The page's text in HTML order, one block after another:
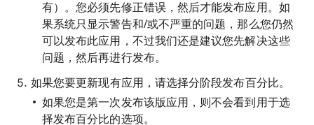
有）。您必须先修正错误，然后才能发布应用。如
果系统只显示警告和/或不严重的问题，那么您仍然
可以发布此应用，不过我们还是建议您先解决这些
问题，然后再进行发布。
如果您要更新现有应用，请选择分阶段发布百分比。
如果您是第一次发布该版应用，则不会看到用于选
择发布百分比的选项。